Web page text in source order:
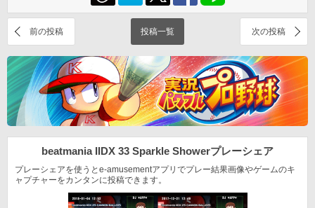
前の投稿 投稿一覧 次の投稿
beatmania IIDX 33 Sparkle Showerプレーシェア
プレーシェアを使うとe-amusementアプリでプレー結果画像やゲームのキ
ャプチャーをカンタンに投稿できます。